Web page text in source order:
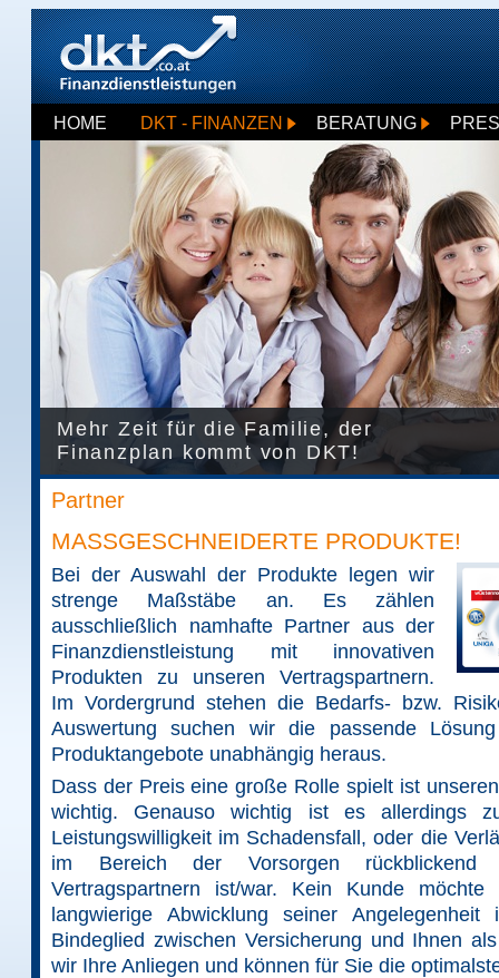
HOME DKT - FINANZEN BERATUNG
Mehr Zeit für die Familie, der
Finanzplan kommt von DKT!
Partner
MASSGESCHNEIDERTE PRODUKTE!
Bei der Auswahl der Produkte legen wir
strenge Maßstäbe an. Es zählen
ausschließlich namhafte Partner aus der
Finanzdienstleistung mit innovativen
Produkten zu unseren Vertragspartnern.
Im Vordergrund stehen die Bedarfs- bzw.
Auswertung suchen wir die passende
Produktangebote unabhängig heraus.
Dass der Preis eine große Rolle spielt ist
wichtig. Genauso wichtig ist es allerdings
Leistungswilligkeit im Schadensfall, oder die
im Bereich der Vorsorgen
Vertragspartnern ist/war. Kein Kunde
langwierige Abwicklung seiner
Bindeglied zwischen Versicherung und Ihnen
wir Ihre Anliegen und können für Sie die